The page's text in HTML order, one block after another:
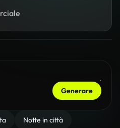
Generare
Notte in città